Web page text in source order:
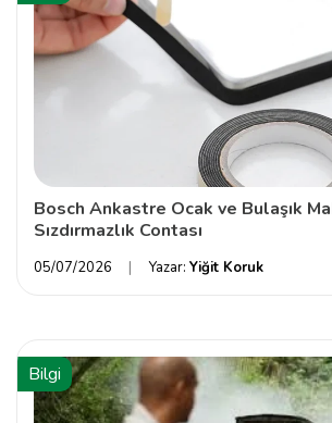
Bosch Ankastre Ocak ve Bulaşık
Sızdırmazlık Contası
05/07/2026 Yazar: Yiğit Koruk
Bilgi